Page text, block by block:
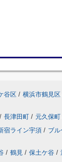
谷区 / 横浜市鶴見区
/ 長津田町 / 元久保町
宿ライン宇須 / ブル
/ 鶴見 / 保土ケ谷 /